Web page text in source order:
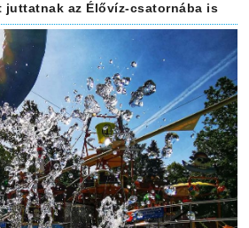
juttatnak az Élővíz-csatornába is